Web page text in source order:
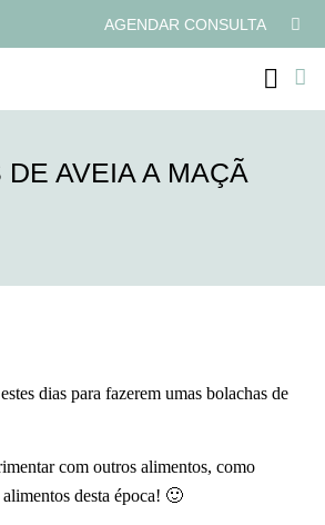
AGENDAR CONSULTA
AVEIA A MAÇÃ
dias para fazerem umas bolachas de
com outros alimentos, como
desta época! 🙂